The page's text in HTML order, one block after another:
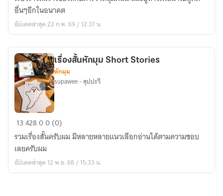
ทั้ง
4
อื่นๆอีกในอนาคต
อัปเดตล่าสุด 22 ก.พ. 69 / 12:37 น.
เรื่อง
หัก
มุม
Short
เรื่องสั้นหักมุม Short Stories
หักมุม
supawee - สุปปะวี
1342800 (0)
รวมเรื่องสั้นครับผม มีหลายหลายแนวเลือกอ่านได้ตามความชอบ
เลยครับผม
อัปเดตล่าสุด 12 พ.ย. 68 / 15:33 น.